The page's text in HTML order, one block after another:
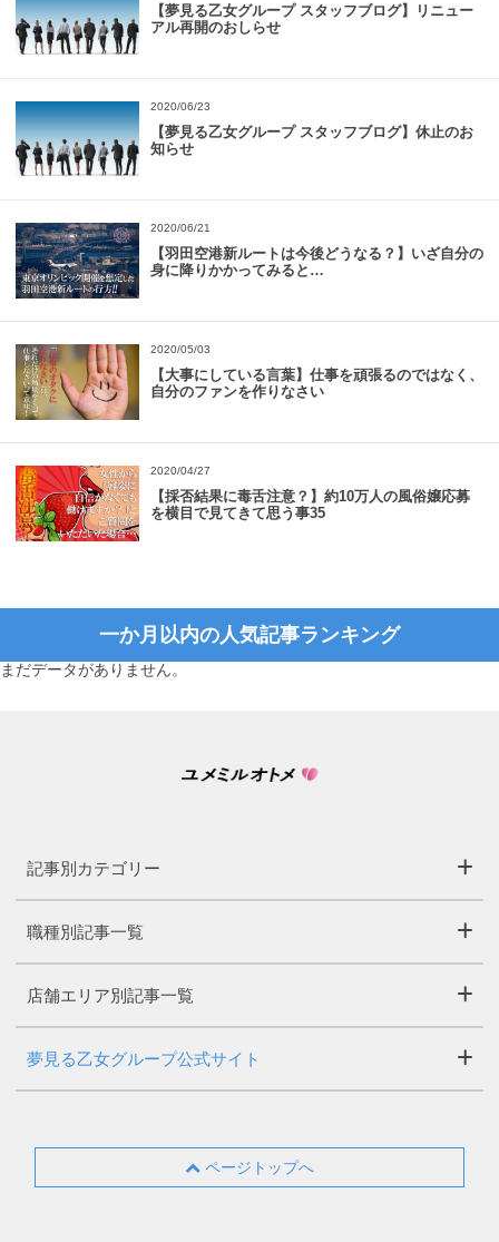
【夢見る乙女グループ スタッフブログ】リニュー
アル再開のおしらせ
2020/06/23
【夢見る乙女グループ スタッフブログ】休止のお
知らせ
2020/06/21
【羽田空港新ルートは今後どうなる？】いざ自分の
身に降りかかってみると…
2020/05/03
【大事にしている言葉】仕事を頑張るのではなく、
自分のファンを作りなさい
2020/04/27
【採否結果に毒舌注意？】約10万人の風俗嬢応募
を横目で見てきて思う事35
一か月以内の人気記事ランキング
まだデータがありません。
記事別カテゴリー
職種別記事一覧
店舗エリア別記事一覧
夢見る乙女グループ公式サイト
ページトップへ